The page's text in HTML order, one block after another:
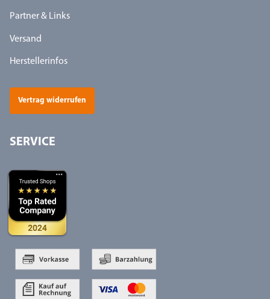
Partner & Links
Versand
Herstellerinfos
Vertrag widerrufen
SERVICE